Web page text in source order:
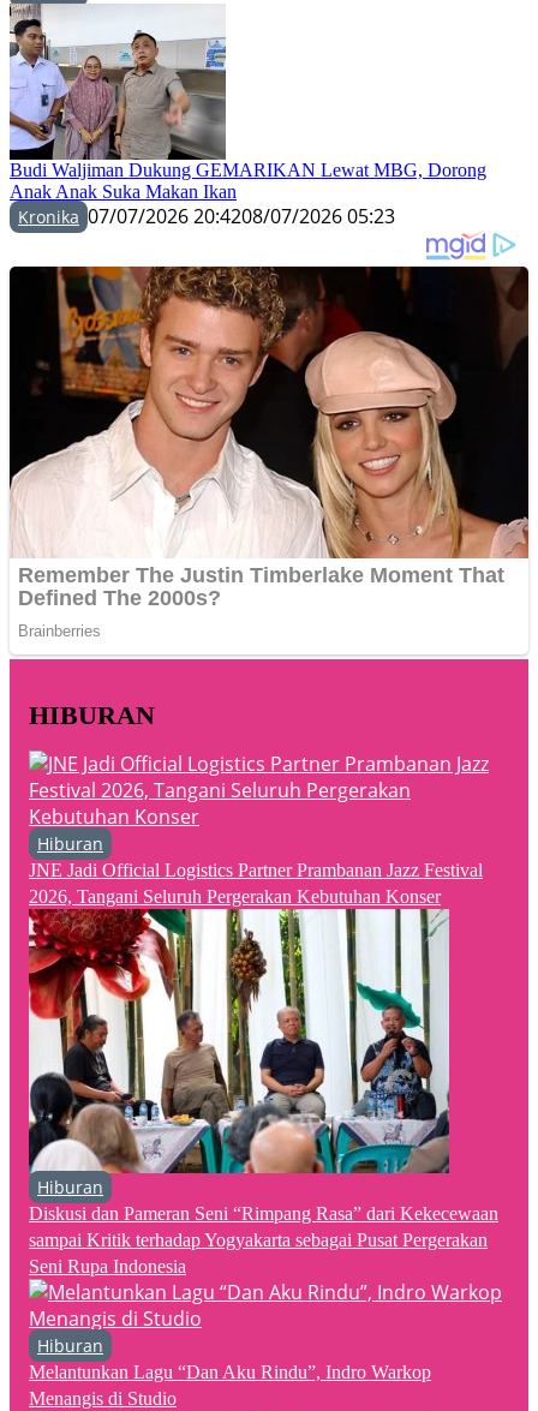
Budi Waljiman Dukung GEMARIKAN Lewat MBG, Dorong
Anak Anak Suka Makan Ikan
Kronika 07/07/2026 20:4208/07/2026 05:23
HIBURAN
Hiburan
JNE Jadi Official Logistics Partner Prambanan Jazz Festival
2026, Tangani Seluruh Pergerakan Kebutuhan Konser
Hiburan
Diskusi dan Pameran Seni “Rimpang Rasa” dari Kekecewaan
sampai Kritik terhadap Yogyakarta sebagai Pusat Pergerakan
Seni Rupa Indonesia
Hiburan
Melantunkan Lagu “Dan Aku Rindu”, Indro Warkop
Menangis di Studio